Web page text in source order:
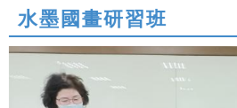
水墨國畫研習班